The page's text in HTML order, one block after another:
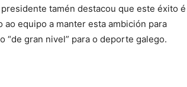
tamén destacou que este éxito é
ao equipo a manter esta ambición para
gran nivel” para o deporte galego.